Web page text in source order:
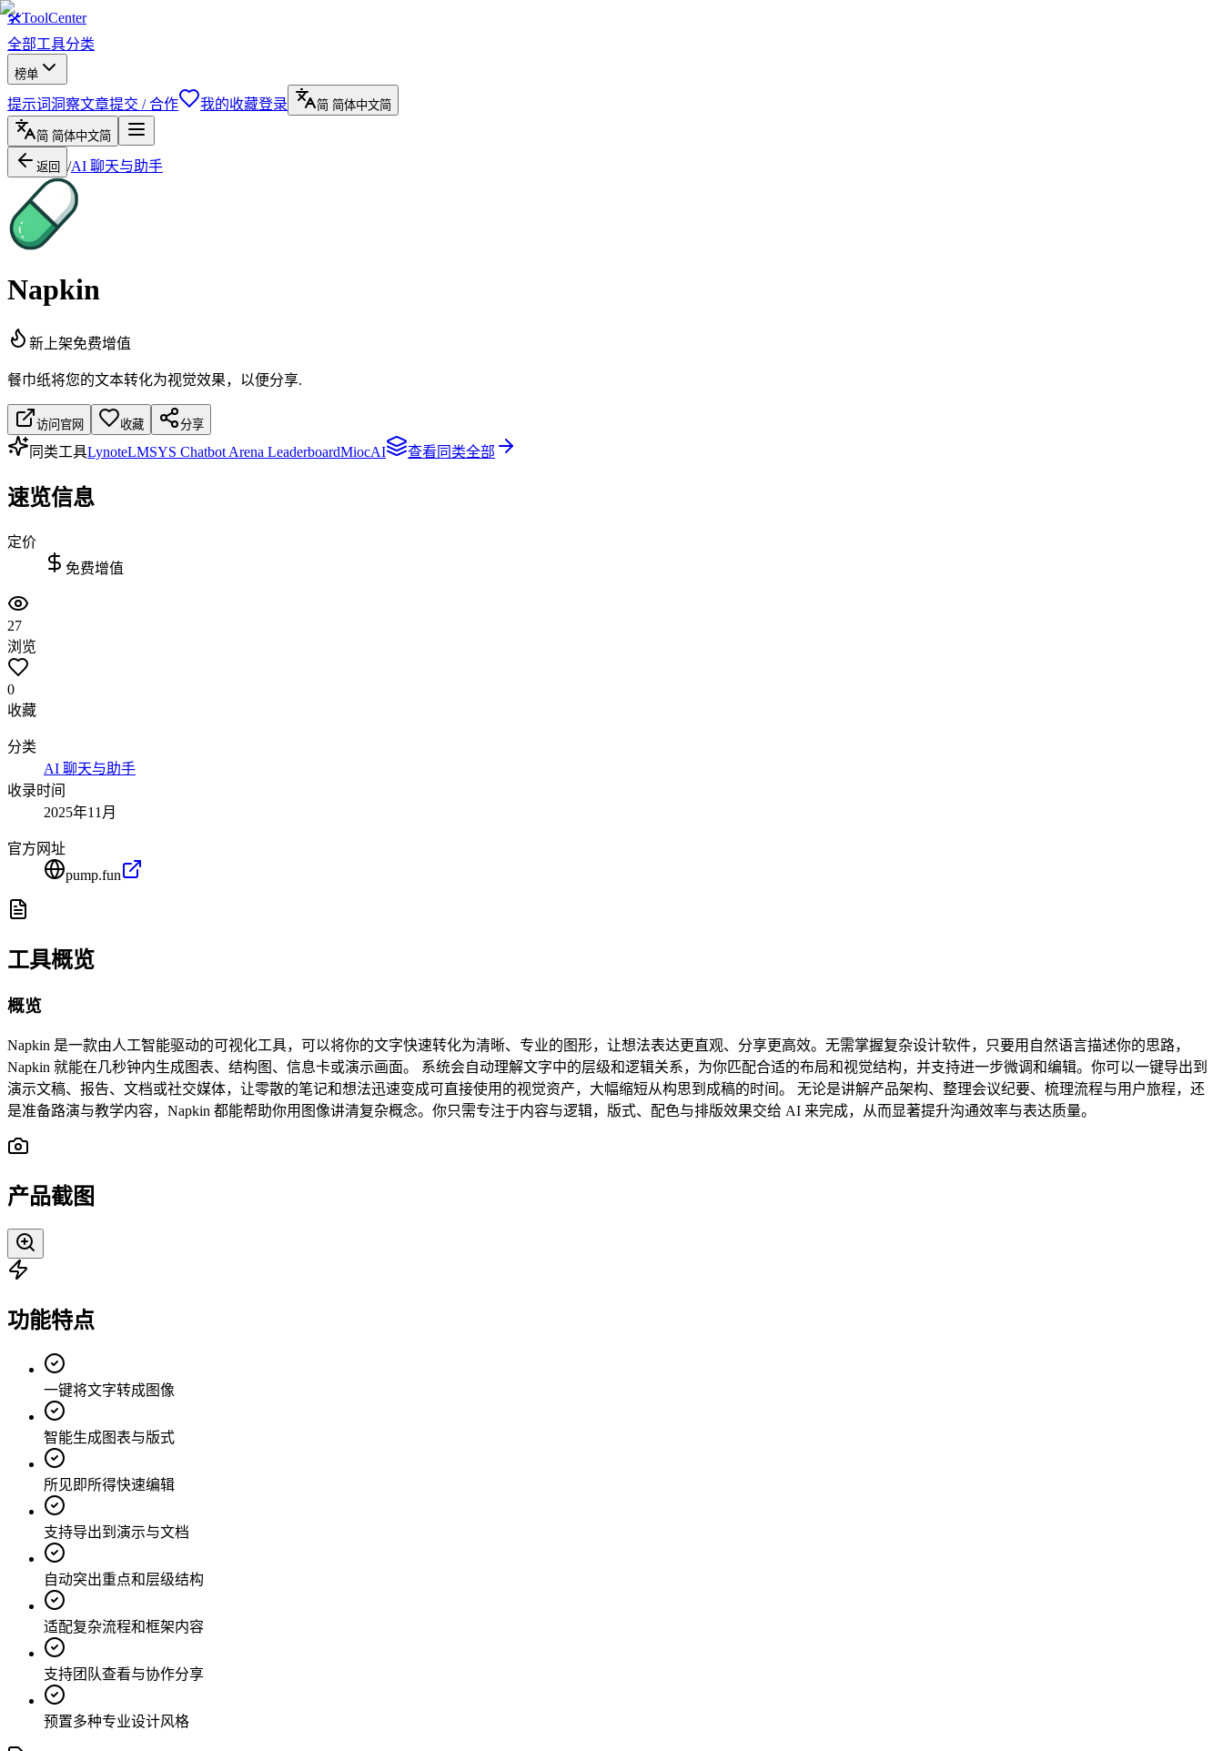
🛠ToolCenter
全部工具分类
榜单
提示词洞察文章提交 / 合作 我的收藏登录 简 简体中文简
简 简体中文简
返回 /AI 聊天与助手
Napkin
新上架免费增值
餐巾纸将您的文本转化为视觉效果，以便分享.
访问官网 收藏 分享
同类工具LynoteLMSYS Chatbot Arena LeaderboardMiocAI 查看同类全部
速览信息
定价
免费增值
27
浏览
0
收藏
分类
AI 聊天与助手
收录时间
2025年11月
官方网址
pump.fun
工具概览
概览
Napkin 是一款由人工智能驱动的可视化工具，可以将你的文字快速转化为清晰、专业的图形，让想法表达更直观、分享更高效。无需掌握复杂设计软件，只要用自然语言描述你的思路，
Napkin 就能在几秒钟内生成图表、结构图、信息卡或演示画面。 系统会自动理解文字中的层级和逻辑关系，为你匹配合适的布局和视觉结构，并支持进一步微调和编辑。你可以一键导出到
演示文稿、报告、文档或社交媒体，让零散的笔记和想法迅速变成可直接使用的视觉资产，大幅缩短从构思到成稿的时间。 无论是讲解产品架构、整理会议纪要、梳理流程与用户旅程，还
是准备路演与教学内容，Napkin 都能帮助你用图像讲清复杂概念。你只需专注于内容与逻辑，版式、配色与排版效果交给 AI 来完成，从而显著提升沟通效率与表达质量。
产品截图
功能特点
一键将文字转成图像
智能生成图表与版式
所见即所得快速编辑
支持导出到演示与文档
自动突出重点和层级结构
适配复杂流程和框架内容
支持团队查看与协作分享
预置多种专业设计风格